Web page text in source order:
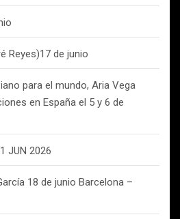
Reyes)17 de junio
para el mundo, Aria Vega
en España el 5 y 6 de
JUN 2026
18 de junio Barcelona –